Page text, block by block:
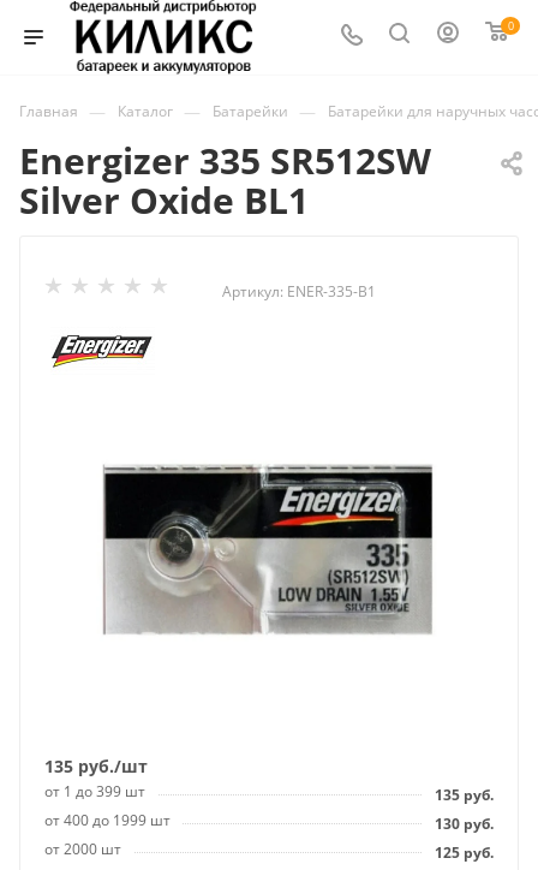
0
Главная — Каталог — Батарейки — Батарейки для наручных
Energizer 335 SR512SW
Silver Oxide BL1
Артикул: ENER-335-B1
135 руб./шт
от 1 до 399 шт 135 руб.
от 400 до 1999 шт
130 руб.
от 2000 шт
125 руб.